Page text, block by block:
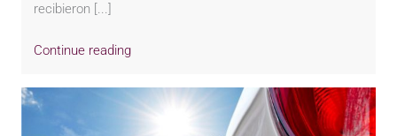
recibieron [...]
Continue reading